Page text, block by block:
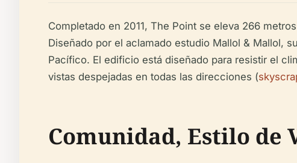
Completado en 2011, The Point se eleva 266
Diseñado por el aclamado estudio Mallol & Mallol,
Pacífico. El edificio está diseñado para resistir el
vistas despejadas en todas las direcciones (
Comunidad, Estilo de